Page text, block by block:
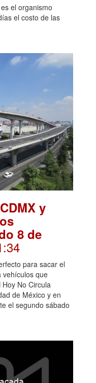
el organismo
el costo de las
y
8 de
para sacar el
vehículos que
No Circula
de México y en
el segundo sábado